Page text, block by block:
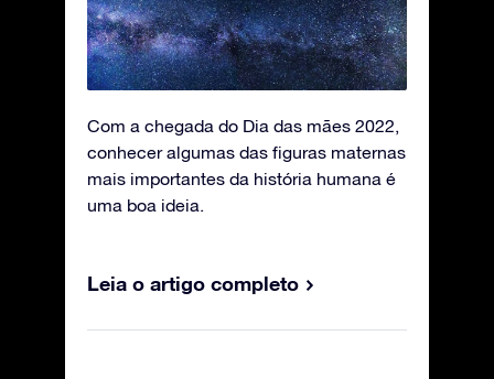
Com a chegada do Dia das mães 2022,
conhecer algumas das figuras maternas
mais importantes da história humana é
uma boa ideia.
Leia o artigo completo